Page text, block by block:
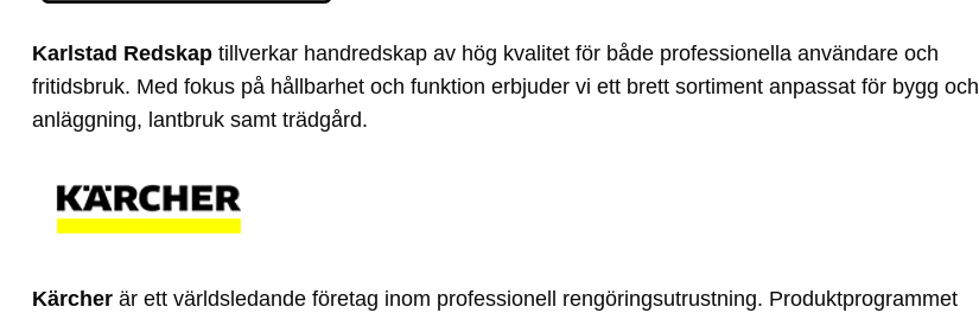
Karlstad Redskap tillverkar handredskap av hög kvalitet för både professionella användare och
fritidsbruk. Med fokus på hållbarhet och funktion erbjuder vi ett brett sortiment anpassat för bygg och
anläggning, lantbruk samt trädgård.
Kärcher är ett världsledande företag inom professionell rengöringsutrustning. Produktprogrammet